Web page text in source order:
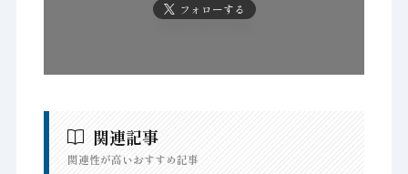
フォローする
関連記事
関連性が高いおすすめ記事